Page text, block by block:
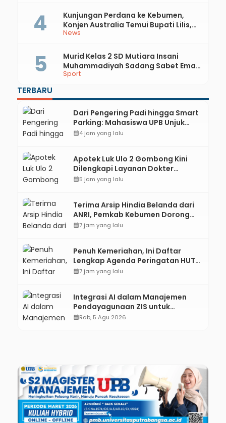
News
Kunjungan Perdana ke Kebumen,
Konjen Australia Temui Bupati Lilis,
Ini yang Dibahas
Sport
Murid Kelas 2 SD Mutiara Insani
Muhammadiyah Sadang Sabet Emas
dan Perak di Kejurda Tapak Suci
TERBARU
Dari Pengering Padi hingga Smart
Parking: Mahasiswa UPB Unjuk
Gigi Lewat Pameran CODEX 2
calendar_month4 jam yang lalu
Apotek Luk Ulo 2 Gombong Kini
Dilengkapi Layanan Dokter
Spesialis Anak
calendar_month5 jam yang lalu
Terima Arsip Hindia Belanda dari
ANRI, Pemkab Kebumen Dorong
Integrasi Sejarah, Geopark, dan
calendar_month7 jam yang lalu
Penuh Kemeriahan, Ini Daftar
Lengkap Agenda Peringatan HUT
ke-81 RI dan Hari Jadi ke-397
calendar_month7 jam yang lalu
Integrasi AI dalam Manajemen
Pendayagunaan ZIS untuk
Mendukung Realisasi IKAL
calendar_monthRab, 5 Agu 2026